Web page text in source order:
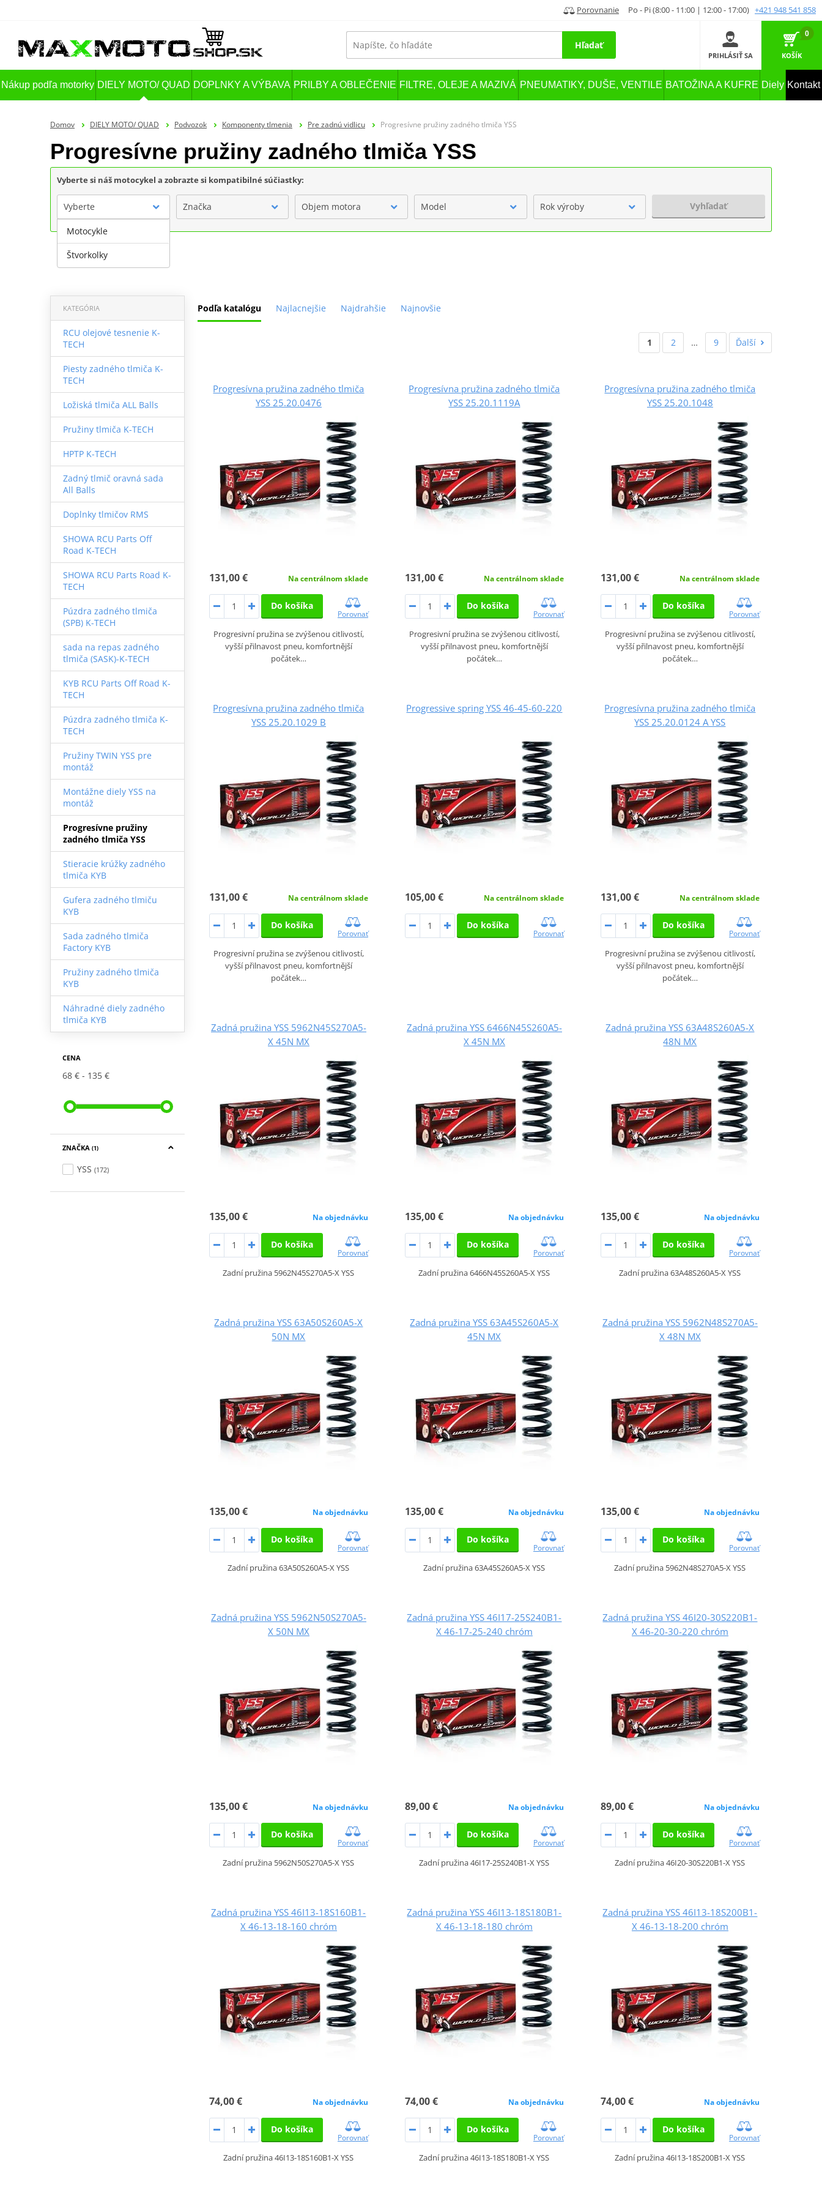
Porovnanie Po - Pi (8:00 - 11:00 | 12:00 - 17:00) +421 948 541 858
Hľadať
PRIHLÁSIŤ SA
0
KOŠÍK
Nákup podľa motorky DIELY MOTO/ QUAD DOPLNKY A VÝBAVA PRILBY A OBLEČENIE FILTRE, OLEJE A MAZIVÁ PNEUMATIKY, DUŠE, VENTILE BATOŽINA A KUFRE Diely Kontakt
Domov DIELY MOTO/ QUAD Podvozok Komponenty tlmenia Pre zadnú vidlicu Progresívne pružiny zadného tlmiča YSS
Progresívne pružiny zadného tlmiča YSS
Vyberte si náš motocykel a zobrazte si kompatibilné súčiastky:
Vyberte Značka Objem motora Model Rok výroby Vyhľadať
Podľa katalógu Najlacnejšie Najdrahšie Najnovšie
KATEGÓRIA
RCU olejové tesnenie K-
TECH
Piesty zadného tlmiča K-
TECH
Ložiská tlmiča ALL Balls
Pružiny tlmiča K-TECH
HPTP K-TECH
Zadný tlmič oravná sada
All Balls
Doplnky tlmičov RMS
SHOWA RCU Parts Off
Road K-TECH
SHOWA RCU Parts Road K-
TECH
Púzdra zadného tlmiča
(SPB) K-TECH
sada na repas zadného
tlmiča (SASK)-K-TECH
KYB RCU Parts Off Road K-
TECH
Púzdra zadného tlmiča K-
TECH
Pružiny TWIN YSS pre
montáž
Montážne diely YSS na
montáž
Progresívne pružiny
zadného tlmiča YSS
Stieracie krúžky zadného
tlmiča KYB
Gufera zadného tlmiču
KYB
Sada zadného tlmiča
Factory KYB
Pružiny zadného tlmiča
KYB
Náhradné diely zadného
tlmiča KYB
CENA
68 € 135 €
ZNAČKA (1)
YSS (172)
1 2 … 9 Ďalší
Progresívna pružina zadného tlmiča
YSS 25.20.0476
131,00 € Na centrálnom sklade
Do košíka
Porovnať
Progresivní pružina se zvýšenou citlivostí,
vyšší přilnavost pneu, komfortnější
počátek…
Progresívna pružina zadného tlmiča
YSS 25.20.1119A
131,00 € Na centrálnom sklade
Do košíka
Porovnať
Progresivní pružina se zvýšenou citlivostí,
vyšší přilnavost pneu, komfortnější
počátek…
Progresívna pružina zadného tlmiča
YSS 25.20.1048
131,00 € Na centrálnom sklade
Do košíka
Porovnať
Progresivní pružina se zvýšenou citlivostí,
vyšší přilnavost pneu, komfortnější
počátek…
Progresívna pružina zadného tlmiča
YSS 25.20.1029 B
131,00 € Na centrálnom sklade
Do košíka
Porovnať
Progresivní pružina se zvýšenou citlivostí,
vyšší přilnavost pneu, komfortnější
počátek…
Progressive spring YSS 46-45-60-220
105,00 € Na centrálnom sklade
Do košíka
Porovnať
Progresívna pružina zadného tlmiča
YSS 25.20.0124 A YSS
131,00 € Na centrálnom sklade
Do košíka
Porovnať
Progresivní pružina se zvýšenou citlivostí,
vyšší přilnavost pneu, komfortnější
počátek…
Zadná pružina YSS 5962N45S270A5-
X 45N MX
135,00 € Na objednávku
Do košíka
Porovnať
Zadní pružina 5962N45S270A5-X YSS
Zadná pružina YSS 6466N45S260A5-
X 45N MX
135,00 € Na objednávku
Do košíka
Porovnať
Zadní pružina 6466N45S260A5-X YSS
Zadná pružina YSS 63A48S260A5-X
48N MX
135,00 € Na objednávku
Do košíka
Porovnať
Zadní pružina 63A48S260A5-X YSS
Zadná pružina YSS 63A50S260A5-X
50N MX
135,00 € Na objednávku
Do košíka
Porovnať
Zadní pružina 63A50S260A5-X YSS
Zadná pružina YSS 63A45S260A5-X
45N MX
135,00 € Na objednávku
Do košíka
Porovnať
Zadní pružina 63A45S260A5-X YSS
Zadná pružina YSS 5962N48S270A5-
X 48N MX
135,00 € Na objednávku
Do košíka
Porovnať
Zadní pružina 5962N48S270A5-X YSS
Zadná pružina YSS 5962N50S270A5-
X 50N MX
135,00 € Na objednávku
Do košíka
Porovnať
Zadní pružina 5962N50S270A5-X YSS
Zadná pružina YSS 46I17-25S240B1-
X 46-17-25-240 chróm
89,00 € Na objednávku
Do košíka
Porovnať
Zadní pružina 46I17-25S240B1-X YSS
Zadná pružina YSS 46I20-30S220B1-
X 46-20-30-220 chróm
89,00 € Na objednávku
Do košíka
Porovnať
Zadní pružina 46I20-30S220B1-X YSS
Zadná pružina YSS 46I13-18S160B1-
X 46-13-18-160 chróm
74,00 € Na objednávku
Do košíka
Porovnať
Zadní pružina 46I13-18S160B1-X YSS
Zadná pružina YSS 46I13-18S180B1-
X 46-13-18-180 chróm
74,00 € Na objednávku
Do košíka
Porovnať
Zadní pružina 46I13-18S180B1-X YSS
Zadná pružina YSS 46I13-18S200B1-
X 46-13-18-200 chróm
74,00 € Na objednávku
Do košíka
Porovnať
Zadní pružina 46I13-18S200B1-X YSS
Motocykle
Štvorkolky